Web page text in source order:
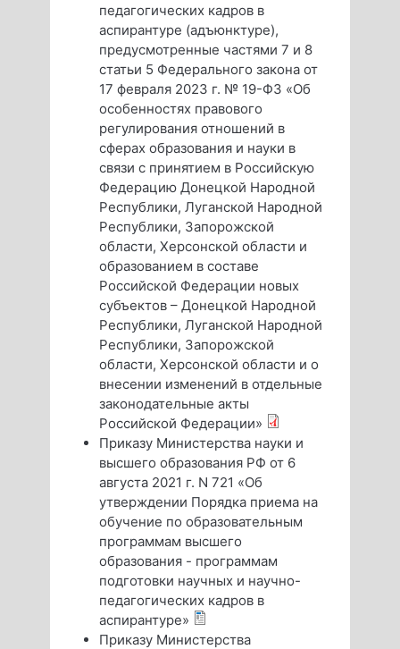
педагогических кадров в
аспирантуре (адъюнктуре),
предусмотренные частями 7 и 8
статьи 5 Федерального закона от
17 февраля 2023 г. № 19-ФЗ «Об
особенностях правового
регулирования отношений в
сферах образования и науки в
связи с принятием в Российскую
Федерацию Донецкой Народной
Республики, Луганской Народной
Республики, Запорожской
области, Херсонской области и
образованием в составе
Российской Федерации новых
субъектов – Донецкой Народной
Республики, Луганской Народной
Республики, Запорожской
области, Херсонской области и о
внесении изменений в отдельные
законодательные акты
Российской Федерации»
Приказу Министерства науки и
высшего образования РФ от 6
августа 2021 г. N 721 «Об
утверждении Порядка приема на
обучение по образовательным
программам высшего
образования - программам
подготовки научных и научно-
педагогических кадров в
аспирантуре»
Приказу Министерства